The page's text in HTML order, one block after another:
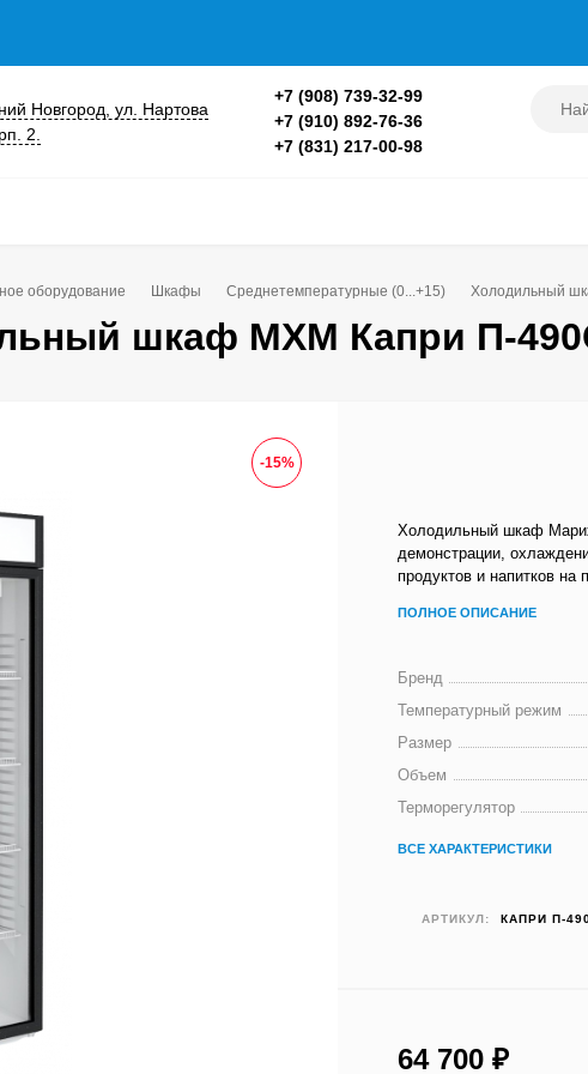
Новгород, ул. Нартова
2.
+7 (908) 739-32-99
+7 (910) 892-76-36
+7 (831) 217-00-98
оборудование Шкафы Среднетемпературные (0...+15) Холодильный
шкаф МХМ Капри П-
-15%
Холодильный шкаф
демонстрации,
продуктов и напитков на
ПОЛНОЕ ОПИСАНИЕ
Бренд
Температурный режим
Размер
Объем
Терморегулятор
ВСЕ ХАРАКТЕРИСТИКИ
АРТИКУЛ: КАПРИ П-
64 700₽